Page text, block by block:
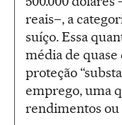
reais–, a
suíço. Essa
média de quase
proteção
emprego, uma
rendimentos ou